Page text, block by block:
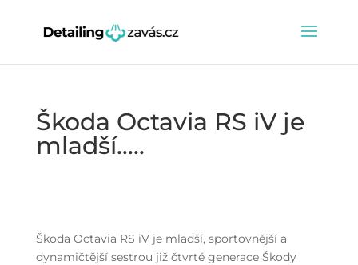
Škoda Octavia RS iV je
mladší…..
Škoda Octavia RS iV je mladší, sportovnější a
dynamičtější sestrou již čtvrté generace Škody